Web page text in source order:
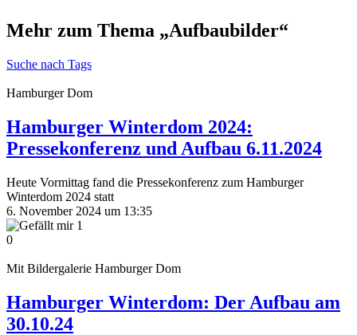
Mehr zum Thema „Aufbaubilder“
Suche nach Tags
Hamburger Dom
Hamburger Winterdom 2024:
Pressekonferenz und Aufbau 6.11.2024
Heute Vormittag fand die Pressekonferenz zum Hamburger
Winterdom 2024 statt
6. November 2024 um 13:35
1
0
Mit Bildergalerie Hamburger Dom
Hamburger Winterdom: Der Aufbau am
30.10.24